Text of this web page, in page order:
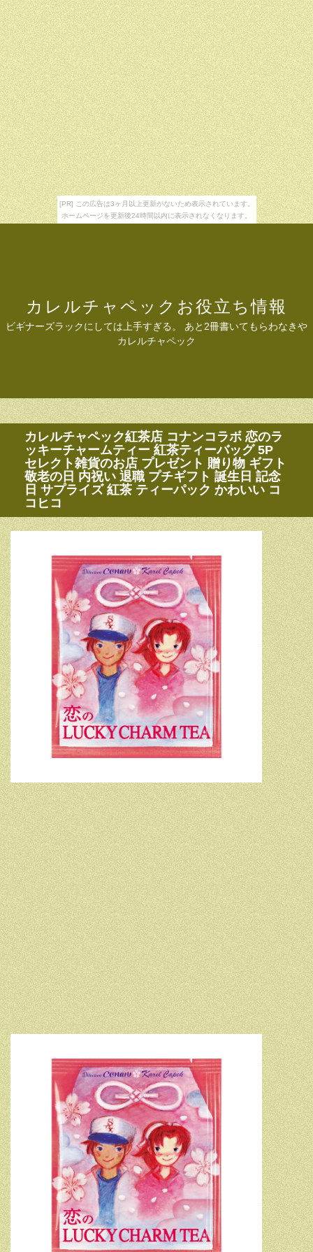
[PR] この広告は3ヶ月以上更新がないため表示されています。
ホームページを更新後24時間以内に表示されなくなります。
カレルチャペックお役立ち情報
ビギナーズラックにしては上手すぎる。 あと2冊書いてもらわなきや
カレルチャペック
カレルチャペック紅茶店 コナンコラボ 恋のラ
ッキーチャームティー 紅茶ティーバッグ 5P
セレクト雑貨のお店 プレゼント 贈り物 ギフト
敬老の日 内祝い 退職 プチギフト 誕生日 記念
日 サプライズ 紅茶 ティーパック かわいい コ
コヒコ